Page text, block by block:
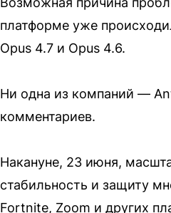
платформе уже
Opus 4.7 и Opus 4.6.
Ни одна из компаний —
комментариев.
Накануне, 23 июня,
стабильность и защиту
Fortnite, Zoom и других